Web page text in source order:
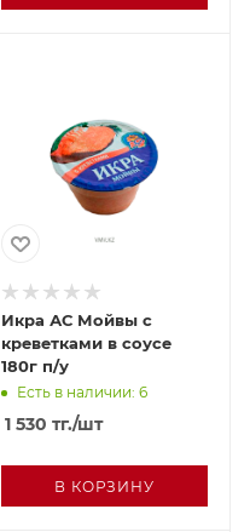
Икра АС Мойвы с
креветками в соусе
180г п/у
Есть в наличии: 6
1 530 тг./шт
В КОРЗИНУ